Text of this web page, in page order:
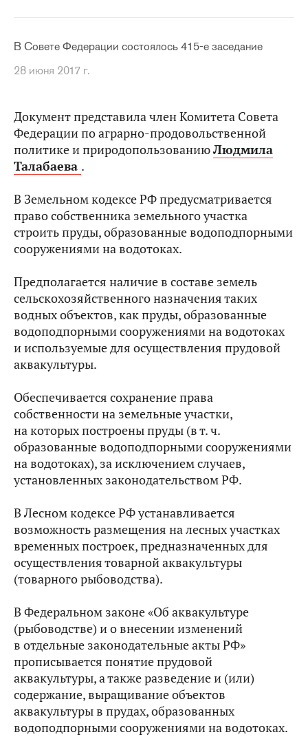
В Совете Федерации состоялось 415-е заседание
28 июня 2017 г.
Документ представила член Комитета Совета
Федерации по аграрно-продовольственной
политике и природопользованиюЛюдмила
Талабаева .
В Земельном кодексе РФ предусматривается
право собственника земельного участка
строить пруды, образованные водоподпорными
сооружениями на водотоках.
Предполагается наличие в составе земель
сельскохозяйственного назначения таких
водных объектов, как пруды, образованные
водоподпорными сооружениями на водотоках
и используемые для осуществления прудовой
аквакультуры.
Обеспечивается сохранение права
собственности на земельные участки,
на которых построены пруды (в т. ч.
образованные водоподпорными сооружениями
на водотоках), за исключением случаев,
установленных законодательством РФ.
В Лесном кодексе РФ устанавливается
возможность размещения на лесных участках
временных построек, предназначенных для
осуществления товарной аквакультуры
(товарного рыбоводства).
В Федеральном законе «Об аквакультуре
(рыбоводстве) и о внесении изменений
в отдельные законодательные акты РФ»
прописывается понятие прудовой
аквакультуры, а также разведение и (или)
содержание, выращивание объектов
аквакультуры в прудах, образованных
водоподпорными сооружениями на водотоках.